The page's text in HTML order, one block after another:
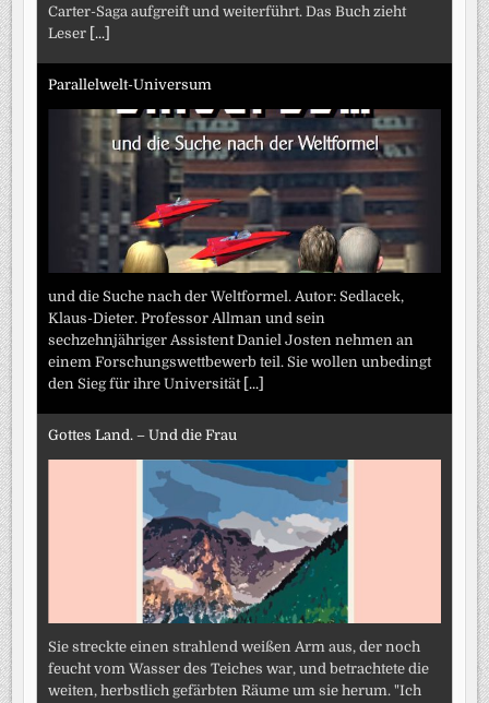
Carter-Saga aufgreift und weiterführt. Das Buch zieht
Leser [...]
Parallelwelt-Universum
und die Suche nach der Weltformel. Autor: Sedlacek,
Klaus-Dieter. Professor Allman und sein
sechzehnjähriger Assistent Daniel Josten nehmen an
einem Forschungswettbewerb teil. Sie wollen unbedingt
den Sieg für ihre Universität [...]
Gottes Land. – Und die Frau
Sie streckte einen strahlend weißen Arm aus, der noch
feucht vom Wasser des Teiches war, und betrachtete die
weiten, herbstlich gefärbten Räume um sie herum. "Ich